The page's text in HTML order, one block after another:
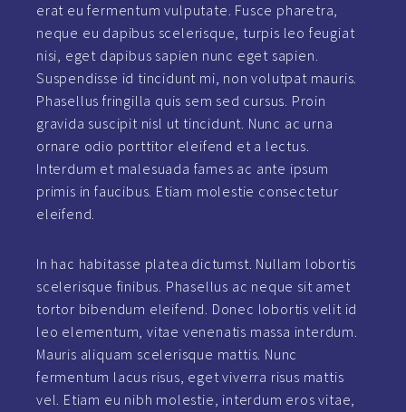
erat eu fermentum vulputate. Fusce pharetra,
neque eu dapibus scelerisque, turpis leo feugiat
nisi, eget dapibus sapien nunc eget sapien.
Suspendisse id tincidunt mi, non volutpat mauris.
Phasellus fringilla quis sem sed cursus. Proin
gravida suscipit nisl ut tincidunt. Nunc ac urna
ornare odio porttitor eleifend et a lectus.
Interdum et malesuada fames ac ante ipsum
primis in faucibus. Etiam molestie consectetur
eleifend.
In hac habitasse platea dictumst. Nullam lobortis
scelerisque finibus. Phasellus ac neque sit amet
tortor bibendum eleifend. Donec lobortis velit id
leo elementum, vitae venenatis massa interdum.
Mauris aliquam scelerisque mattis. Nunc
fermentum lacus risus, eget viverra risus mattis
vel. Etiam eu nibh molestie, interdum eros vitae,